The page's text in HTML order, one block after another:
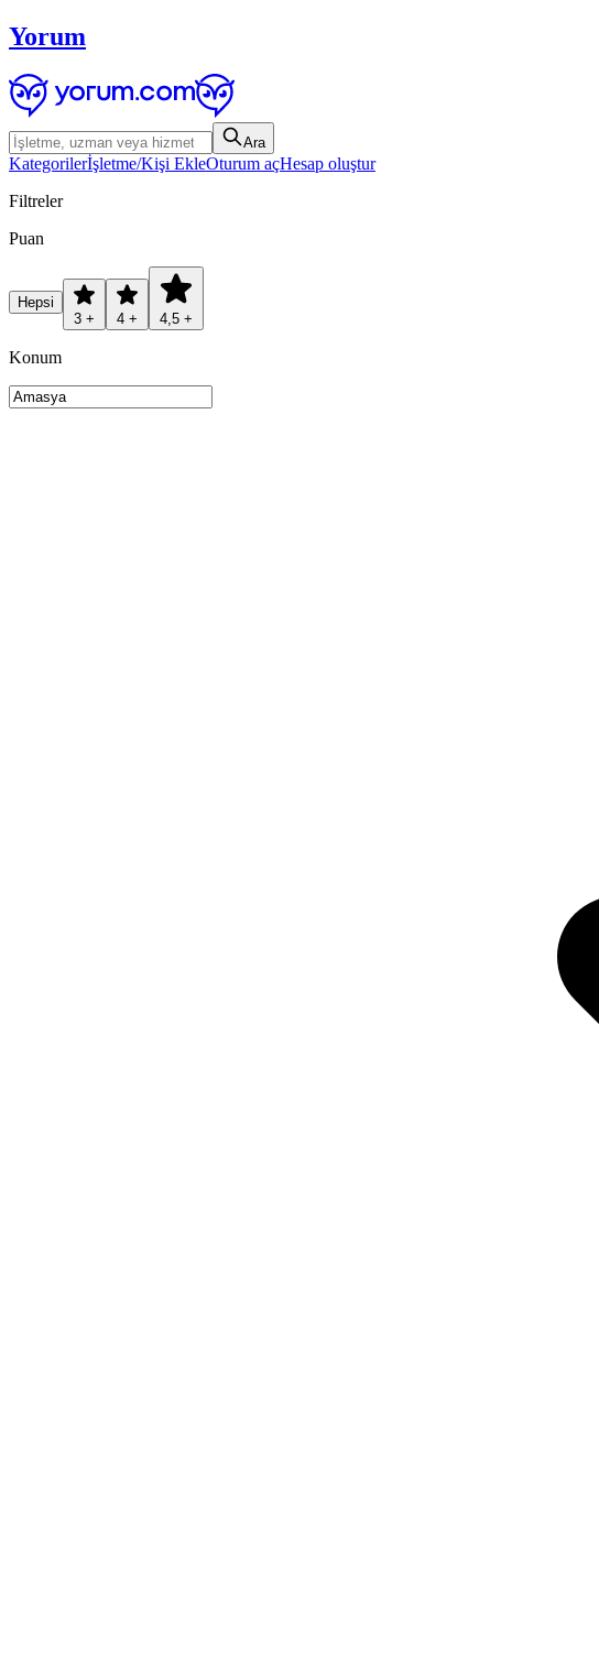
Yorum
Ara
Kategorilerİşletme/Kişi EkleOturum açHesap oluştur
Filtreler
Puan
Hepsi
3 +
4 + 4,5 +
Konum